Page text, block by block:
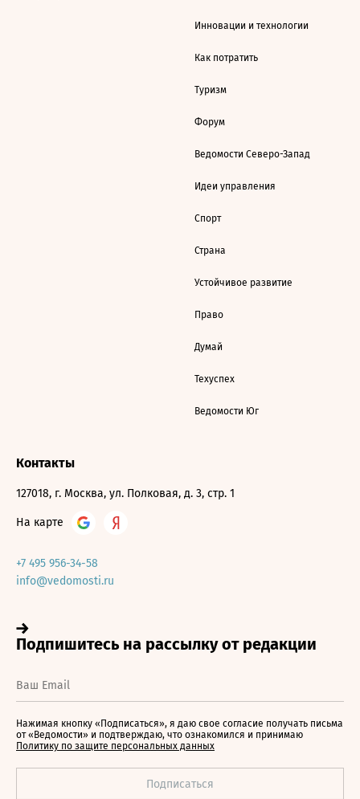
Инновации и технологии
Как потратить
Туризм
Форум
Ведомости Северо-Запад
Идеи управления
Спорт
Страна
Устойчивое развитие
Право
Думай
Техуспех
Ведомости Юг
Контакты
127018, г. Москва, ул. Полковая, д. 3, стр. 1
На карте
+7 495 956-34-58
info@vedomosti.ru
Нажимая кнопку «Подписаться», я даю свое согласие получать письма
от «Ведомости» и подтверждаю, что ознакомился и принимаю
Политику по защите персональных данных